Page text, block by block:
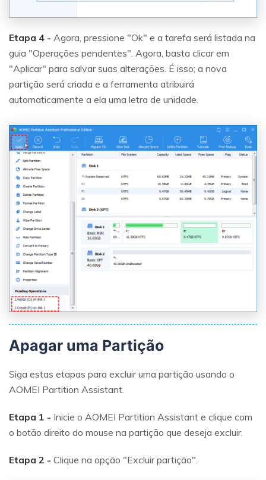
Etapa 4 - Agora, pressione "Ok" e a tarefa será listada na
guia "Operações pendentes". Agora, basta clicar em
"Aplicar" para salvar suas alterações. É isso; a nova
partição será criada e a ferramenta atribuirá
automaticamente a ela uma letra de unidade.
Apagar uma Partição
Siga estas etapas para excluir uma partição usando o
AOMEI Partition Assistant.
Etapa 1 - Inicie o AOMEI Partition Assistant e clique com
o botão direito do mouse na partição que deseja excluir.
Etapa 2 - Clique na opção "Excluir partição".